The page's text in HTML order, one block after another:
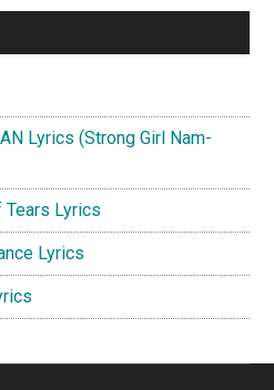
Lyrics (Strong Girl Nam-
Lyrics
Lyrics